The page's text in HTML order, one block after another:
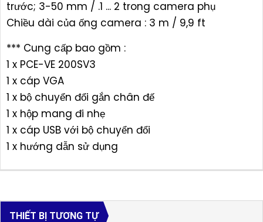
trước; 3-50 mm / .1 ... 2 trong camera phụ
Chiều dài của ống camera : 3 m / 9,9 ft
*** Cung cấp bao gồm :
1 x PCE-VE 200SV3
1 x cáp VGA
1 x bộ chuyển đổi gắn chân đế
1 x hộp mang đi nhẹ
1 x cáp USB với bộ chuyển đổi
1 x hướng dẫn sử dụng
THIẾT BỊ TƯƠNG TỰ